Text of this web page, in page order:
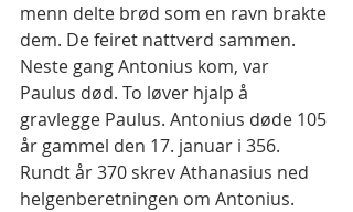
menn delte brød som en ravn brakte
dem. De feiret nattverd sammen.
Neste gang Antonius kom, var
Paulus død. To løver hjalp å
gravlegge Paulus. Antonius døde 105
år gammel den 17. januar i 356.
Rundt år 370 skrev Athanasius ned
helgenberetningen om Antonius.